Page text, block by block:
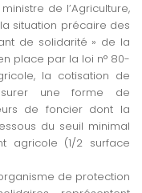
de l’Agriculture,
situation précaire des
de solidarité » de la
place par la loi n° 80-
la cotisation de
une forme de
de foncier dont la
du seuil minimal
agricole (1/2 surface
de protection